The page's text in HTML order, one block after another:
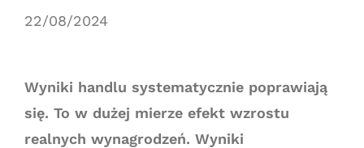
22/08/2024
Wyniki handlu systematycznie poprawiają
się. To w dużej mierze efekt wzrostu
realnych wynagrodzeń. Wyniki